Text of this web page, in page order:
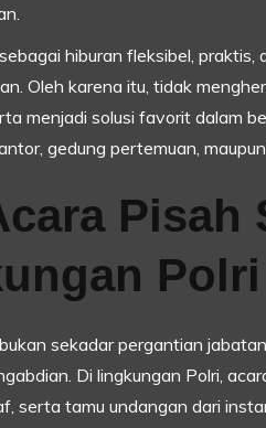
hiburan fleksibel,
Oleh karena itu, tidak
menjadi solusi favorit dalam
gedung pertemuan,
Pisah
Polri
sekadar pergantian
Di lingkungan Polri,
serta tamu undangan dari